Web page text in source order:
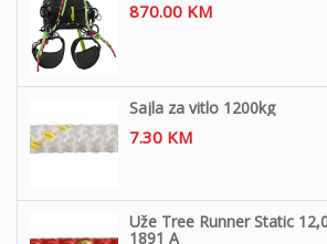
870.00 KM
Sajla za vitlo 1200kg
7.30 KM
Uže Tree Runner Static
1891 A